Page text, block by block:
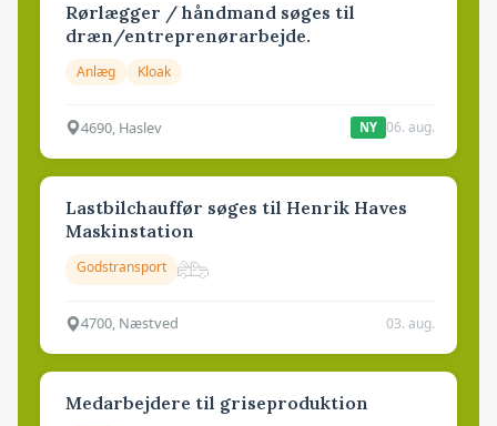
Rørlægger / håndmand søges til
dræn/entreprenørarbejde.
Anlæg Kloak
4690, Haslev NY 06. aug.
Lastbilchauffør søges til Henrik Haves
Maskinstation
Godstransport
4700, Næstved 03. aug.
Medarbejdere til griseproduktion